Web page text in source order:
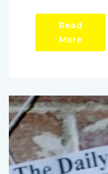
Read
More